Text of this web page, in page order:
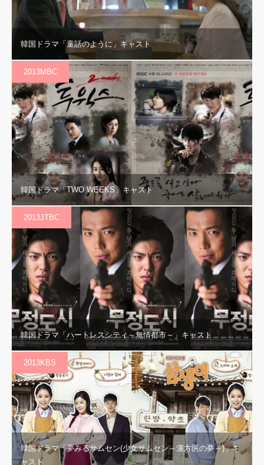
韓国ドラマ「童話のように」キャスト
2013MBC
韓国ドラマ「TWO WEEKS」キャスト
2013JTBC
韓国ドラマ「ハートレスシティ～無情都市～」キャスト
2013KBS
韓国ドラマ「夢みるサムセン(少女サムセン～漢方医の夢～)」キ
ャスト